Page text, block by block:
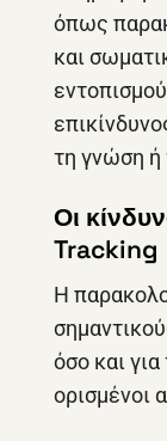
όπως
και
τη γνώση ή
Οι
Tracking
Η
όσο και
ορισμένοι